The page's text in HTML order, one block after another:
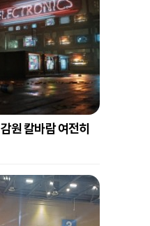
원 칼바람 여전히